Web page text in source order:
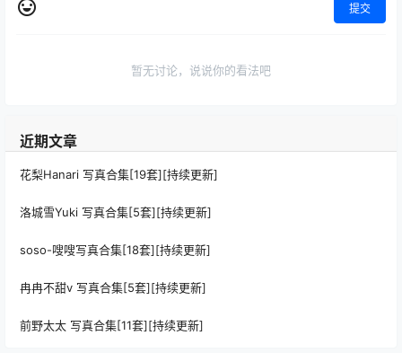
提交
暂无讨论，说说你的看法吧
近期文章
花梨Hanari 写真合集[19套][持续更新]
洛城雪Yuki 写真合集[5套][持续更新]
soso-嗖嗖写真合集[18套][持续更新]
冉冉不甜v 写真合集[5套][持续更新]
前野太太 写真合集[11套][持续更新]